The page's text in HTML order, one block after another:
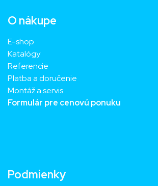
O nákupe
E-shop
Katalógy
Referencie
Platba a doručenie
Montáž a servis
Formulár pre cenovú ponuku
Podmienky